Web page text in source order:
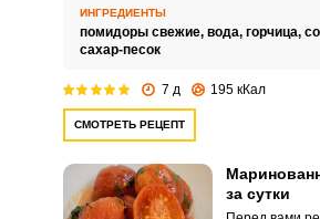
несложно,
приготовить
ингредиенты,
ИНГРЕДИЕНТЫ
помидоры свежие, вода, горчица,
сахар-песок
7 д 195 кКал
СМОТРЕТЬ РЕЦЕПТ
за сутки